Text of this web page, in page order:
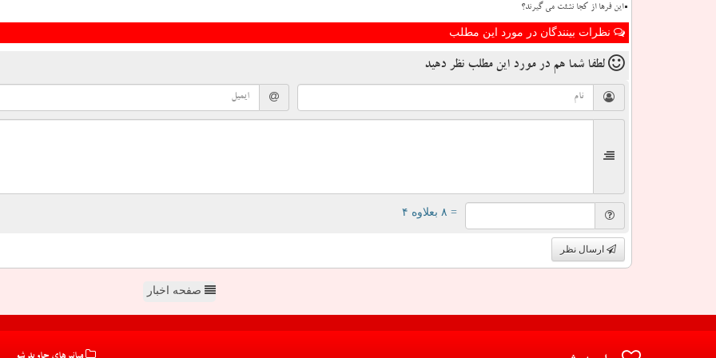
این فرها از کجا نشئت می گیرند؟
نظرات بینندگان در مورد این مطلب
لطفا شما هم در مورد این مطلب نظر دهید
= ۸ بعلاوه ۴
ارسال نظر
صفحه اخبار